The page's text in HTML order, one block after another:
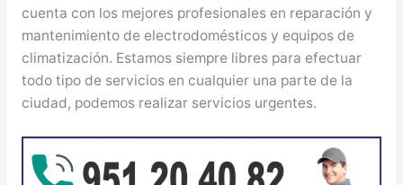
cuenta con los mejores profesionales en reparación y
mantenimiento de electrodomésticos y equipos de
climatización. Estamos siempre libres para efectuar
todo tipo de servicios en cualquier una parte de la
ciudad, podemos realizar servicios urgentes.